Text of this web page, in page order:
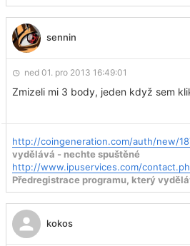
sennin
ned 01. pro 2013 16:49:01
Zmizeli mi 3 body, jeden když sem
http://coingeneration.com/auth/new/
vydělává - nechte spuštěné
http://www.ipuservices.com/
Předregistrace programu, který
kokos